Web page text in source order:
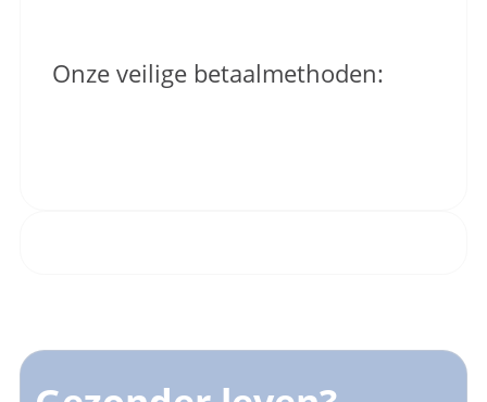
Onze veilige betaalmethoden: